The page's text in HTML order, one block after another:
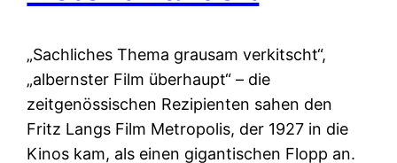
„Sachliches Thema grausam verkitscht“,
„albernster Film überhaupt“ – die
zeitgenössischen Rezipienten sahen den
Fritz Langs Film Metropolis, der 1927 in die
Kinos kam, als einen gigantischen Flopp an.